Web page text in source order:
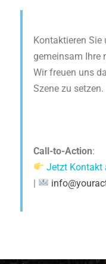
Kontaktieren Sie
gemeinsam Ihre
Wir freuen uns
Szene zu setzen.
Call-to-Action:
Jetzt Kontakt
|